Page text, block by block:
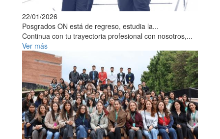
22/01/2026
Posgrados ON está de regreso, estudia la...
Continua con tu trayectoria profesional con nosotros,...
Ver más